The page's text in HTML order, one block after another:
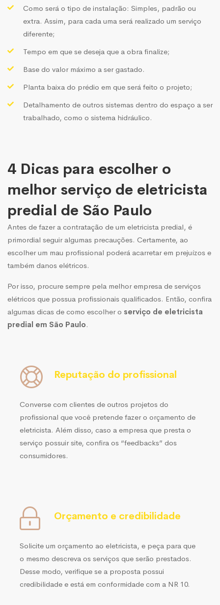
Como será o tipo de instalação: Simples, padrão ou
extra. Assim, para cada uma será realizado um serviço
diferente;
Tempo em que se deseja que a obra finalize;
Base do valor máximo a ser gastado.
Planta baixa do prédio em que será feito o projeto;
Detalhamento de outros sistemas dentro do espaço a ser
trabalhado, como o sistema hidráulico.
4 Dicas para escolher o
melhor serviço de eletricista
predial de São Paulo
Antes de fazer a contratação de um eletricista predial, é
primordial seguir algumas precauções. Certamente, ao
escolher um mau profissional poderá acarretar em prejuízos e
também danos elétricos.
Por isso, procure sempre pela melhor empresa de serviços
elétricos que possua profissionais qualificados. Então, confira
algumas dicas de como escolher o serviço de eletricista
predial em São Paulo.
Reputação do profissional
Converse com clientes de outros projetos do
profissional que você pretende fazer o orçamento de
eletricista. Além disso, caso a empresa que presta o
serviço possuir site, confira os “feedbacks” dos
consumidores.
Orçamento e credibilidade
Solicite um orçamento ao eletricista, e peça para que
o mesmo descreva os serviços que serão prestados.
Desse modo, verifique se a proposta possui
credibilidade e está em conformidade com a NR 10.